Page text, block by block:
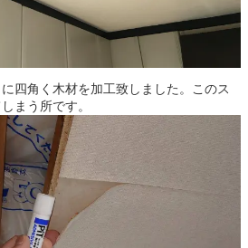
四角く木材を加工致しました。このス
まう所です。